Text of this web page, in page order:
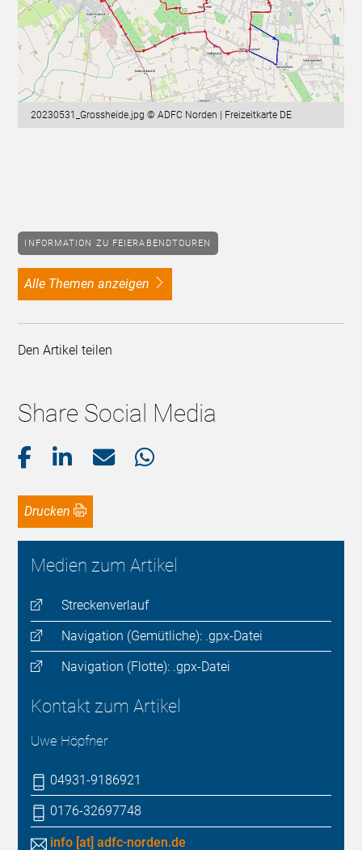
20230531_Grossheide.jpg © ADFC Norden | Freizeitkarte DE
INFORMATION ZU FEIERABENDTOUREN
alle Themen anzeigen
Den Artikel teilen
Share Social Media
Drucken
Medien zum Artikel
Streckenverlauf
Navigation (Gemütliche): .gpx-Datei
Navigation (Flotte): .gpx-Datei
Kontakt zum Artikel
Uwe Höpfner
04931-9186921
0176-32697748
info [at] adfc-norden.de